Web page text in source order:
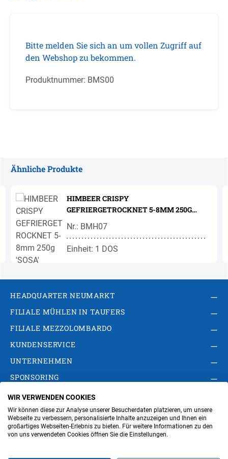
Bitte melden Sie sich an um vollen Zugriff auf
den Webshop zu bekommen.
Produktnummer: BMS00
Ähnliche Produkte
HIMBEER CRISPY
GEFRIERGETROCKNET 5-8MM 250G
'SOSA'
Nr.: BMH07
Einheit: 1 DOS
HEADQUARTER NEUMARKT
FILIALE MÜHLEN IN TAUFERS
FILIALE MEZZOLOMBARDO
KUNDENSERVICE
UNTERNEHMEN
SPONSORING
AGB Privacy Policy
Impressum
Cookie-Einstellungen ändern
Verwaltung
WIR VERWENDEN COOKIES
Wir können diese zur Analyse unserer Besucherdaten platzieren, um unsere
Webseite zu verbessern, personalisierte Inhalte anzuzeigen und Ihnen ein
großartiges Webseiten-Erlebnis zu bieten. Für weitere Informationen zu den
von uns verwendeten Cookies öffnen Sie die Einstellungen.